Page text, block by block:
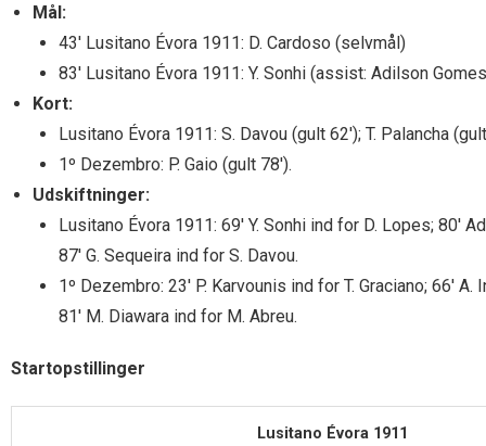
Mål:
43′ Lusitano Évora 1911: D. Cardoso (selvmål)
83′ Lusitano Évora 1911: Y. Sonhi (assist: Adilson
Kort:
Lusitano Évora 1911: S. Davou (gult 62′); T. Palancha
1º Dezembro: P. Gaio (gult 78′).
Udskiftninger:
Lusitano Évora 1911: 69′ Y. Sonhi ind for D. Lopes; 80′
87′ G. Sequeira ind for S. Davou.
1º Dezembro: 23′ P. Karvounis ind for T. Graciano; 66′
81′ M. Diawara ind for M. Abreu.
Startopstillinger
Lusitano Évora 1911